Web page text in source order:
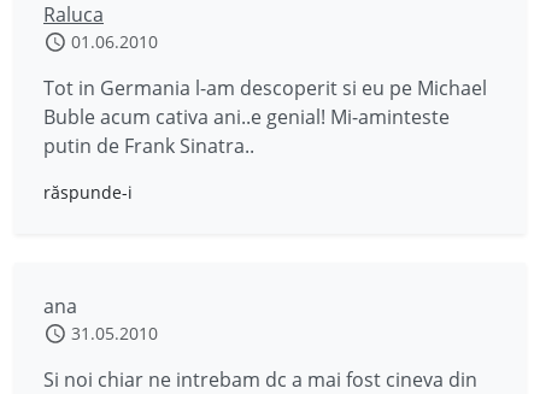
Raluca
01.06.2010
Tot in Germania l-am descoperit si eu pe Michael
Buble acum cativa ani..e genial! Mi-aminteste
putin de Frank Sinatra..
răspunde-i
ana
31.05.2010
Si noi chiar ne intrebam dc a mai fost cineva din